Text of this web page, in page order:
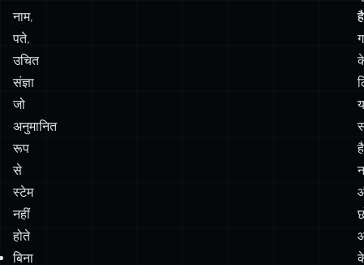
नाम,
पते,
उचित
संज्ञा
जो
अनुमानित
रूप
से
स्टेम
नहीं
होते
बिना